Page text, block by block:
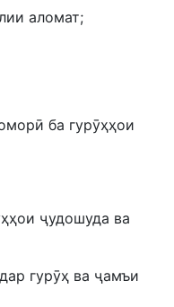
аломат;
ба гурӯҳҳои
ҷудошуда ва
гурӯҳ ва ҷамъи